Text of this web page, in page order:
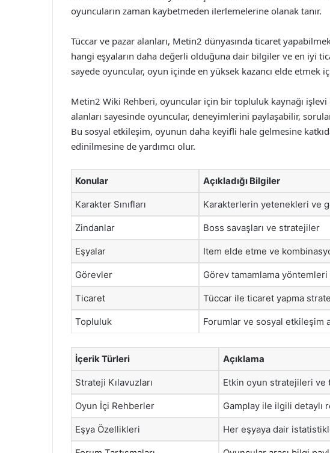
oyuncuların zaman kaybetmeden ilerlemelerine olanak tanır.
Tüccar ve pazar alanları, Metin2 dünyasında ticaret
hangi eşyaların daha değerli olduğuna dair bilgiler ve en iyi
sayede oyuncular, oyun içinde en yüksek kazancı elde etmek
Metin2 Wiki Rehberi, oyuncular için bir topluluk kaynağı
alanları sayesinde oyuncular, deneyimlerini paylaşabilir,
Bu sosyal etkileşim, oyunun daha keyifli hale gelmesine
edinilmesine de yardımcı olur.
Konular Açıkladığı Bilgiler
Karakter Sınıfları Karakterlerin yetenekleri ve
Zindanlar Boss savaşları ve stratejiler
Eşyalar Item elde etme ve
Görevler Görev tamamlama
Ticaret Tüccar ile ticaret yapma
Topluluk Forumlar ve sosyal etkileşim
İçerik Türleri Açıklama
Strateji Kılavuzları Etkin oyun stratejileri ve
Oyun İçi Rehberler Gamplay ile ilgili detaylı
Eşya Özellikleri Her eşyaya dair